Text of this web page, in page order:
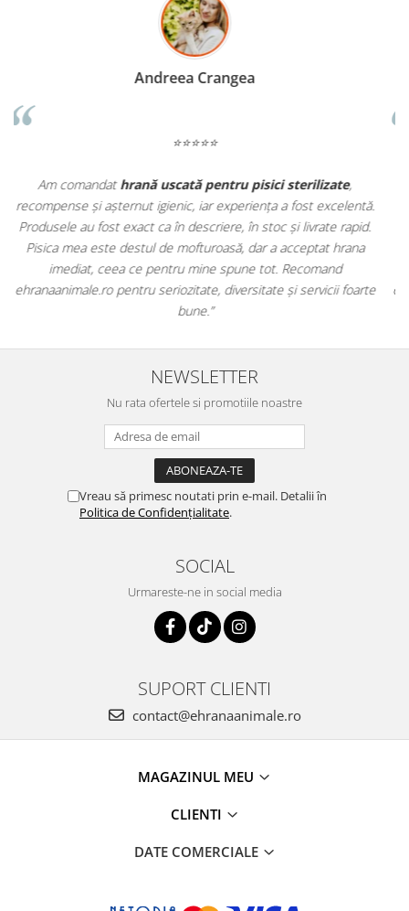
Madalina Stancea
⭐⭐⭐⭐⭐
Apreciez foarte mult faptul că peehranaanimale.rogăsesc nu
doar hrană, ci și produse dinfarmacia veterinară:
antiparazitare, suplimente și soluții de îngrijire. Este foarte
comod să pot comanda tot ce am nevoie pentru animalul meu
dintr-un singur loc. Livrarea a fost rapidă, iar produsele au fost
originale și în termen. Magazin serios, bine organizat și foarte util
pentru orice stăpân de animale.
NEWSLETTER
Nu rata ofertele si promotiile noastre
Vreau să primesc noutati prin e-mail. Detalii în
Politica de Confidențialitate.
SOCIAL
Urmareste-ne in social media
SUPORT CLIENTI
contact@ehranaanimale.ro
MAGAZINUL MEU
CLIENTI
DATE COMERCIALE